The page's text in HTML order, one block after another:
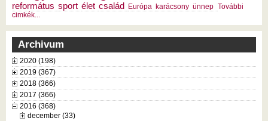
református sport élet család Európa karácsony ünnep További
cimkék...
Archivum
2020 (198)
2019 (367)
2018 (366)
2017 (366)
2016 (368)
december (33)